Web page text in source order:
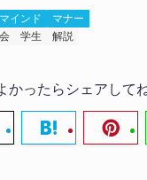
マインド
マナー
学生 解説
かったらシェアして